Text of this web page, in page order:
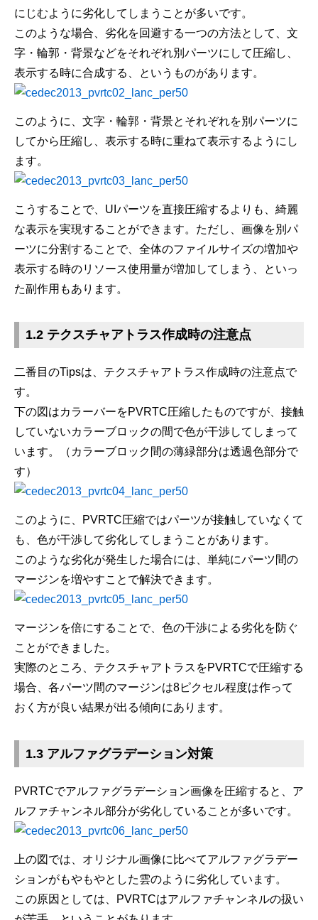
にじむように劣化してしまうことが多いです。
このような場合、劣化を回避する一つの方法として、文
字・輪郭・背景などをそれぞれ別パーツにして圧縮し、
表示する時に合成する、というものがあります。
このように、文字・輪郭・背景とそれぞれを別パーツに
してから圧縮し、表示する時に重ねて表示するようにし
ます。
こうすることで、UIパーツを直接圧縮するよりも、綺麗
な表示を実現することができます。ただし、画像を別パ
ーツに分割することで、全体のファイルサイズの増加や
表示する時のリソース使用量が増加してしまう、といっ
た副作用もあります。
1.2 テクスチャアトラス作成時の注意点
二番目のTipsは、テクスチャアトラス作成時の注意点で
す。
下の図はカラーバーをPVRTC圧縮したものですが、接触
していないカラーブロックの間で色が干渉してしまって
います。（カラーブロック間の薄緑部分は透過色部分で
す）
このように、PVRTC圧縮ではパーツが接触していなくて
も、色が干渉して劣化してしまうことがあります。
このような劣化が発生した場合には、単純にパーツ間の
マージンを増やすことで解決できます。
マージンを倍にすることで、色の干渉による劣化を防ぐ
ことができました。
実際のところ、テクスチャアトラスをPVRTCで圧縮する
場合、各パーツ間のマージンは8ピクセル程度は作って
おく方が良い結果が出る傾向にあります。
1.3 アルファグラデーション対策
PVRTCでアルファグラデーション画像を圧縮すると、ア
ルファチャンネル部分が劣化していることが多いです。
上の図では、オリジナル画像に比べてアルファグラデー
ションがもやもやとした雲のように劣化しています。
この原因としては、PVRTCはアルファチャンネルの扱い